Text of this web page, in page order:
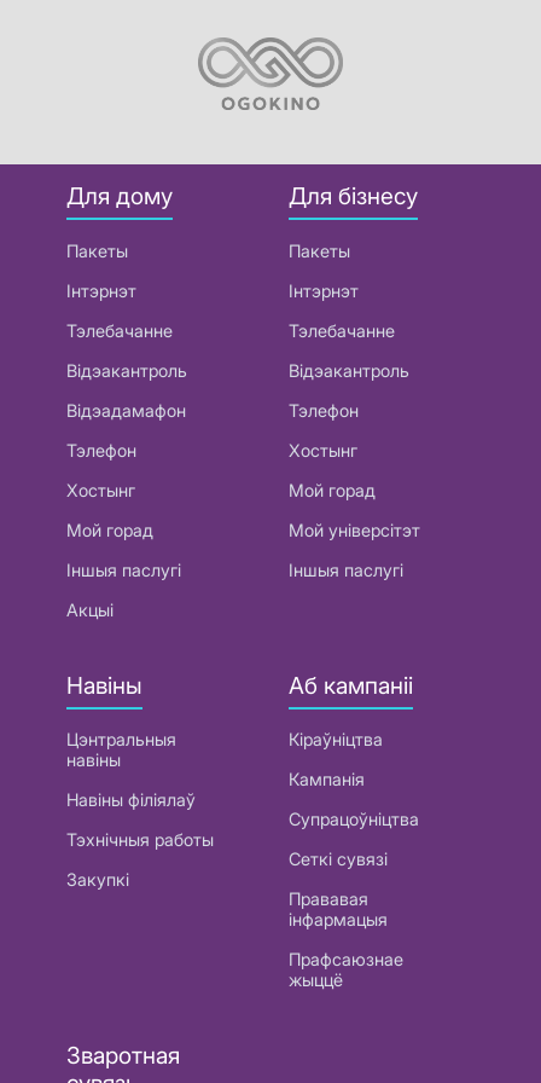
Для дому
Пакеты
Інтэрнэт
Тэлебачанне
Відэакантроль
Відэадамафон
Тэлефон
Хостынг
Мой горад
Іншыя паслугі
Акцыі
Для бізнесу
Пакеты
Інтэрнэт
Тэлебачанне
Відэакантроль
Тэлефон
Хостынг
Мой горад
Мой універсітэт
Іншыя паслугі
Навіны
Цэнтральныя
навіны
Навіны філіялаў
Тэхнічныя работы
Закупкі
Аб кампаніі
Кіраўніцтва
Кампанія
Супрацоўніцтва
Сеткі сувязі
Прававая
інфармацыя
Прафсаюзнае
жыццё
Зваротная